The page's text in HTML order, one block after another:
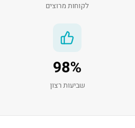
לקוחות מרוצים
98%
שביעות רצון